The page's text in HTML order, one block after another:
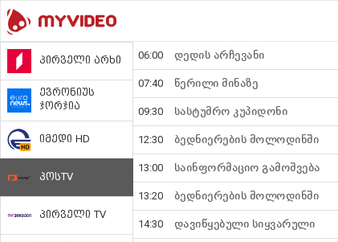
პირველი არხი
ევრონიუს
ჯორჯია
იმედი HD
პოსTV
პირველი TV
06:00 დედის არჩევანი
07:40 წერილი მინაზე
09:30 სასტუმრო კუპიდონი
12:30 ბედნიერების მოლოდინში
13:00 საინფორმაციო გამოშვება
13:20 ბედნიერების მოლოდინში
14:30 დავიწყებული სიყვარული